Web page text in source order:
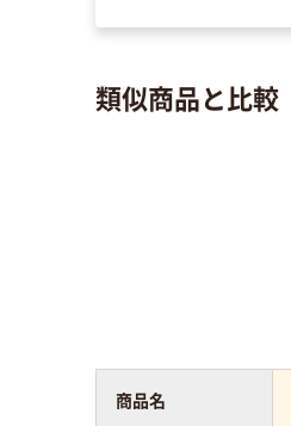
類似商品と比較
商品名